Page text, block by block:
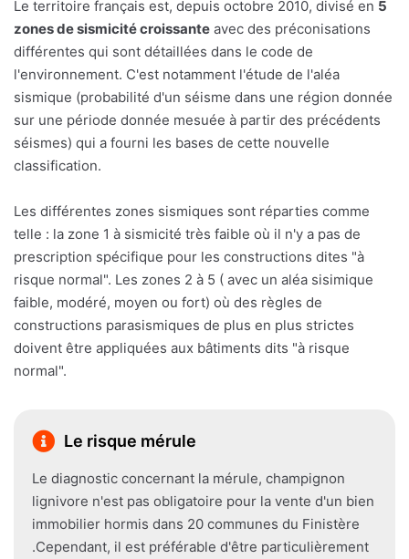
Le territoire français est, depuis octobre 2010, divisé en 5
zones de sismicité croissante avec des préconisations
différentes qui sont détaillées dans le code de
l'environnement. C'est notamment l'étude de l'aléa
sismique (probabilité d'un séisme dans une région donnée
sur une période donnée mesuée à partir des précédents
séismes) qui a fourni les bases de cette nouvelle
classification.
Les différentes zones sismiques sont réparties comme
telle : la zone 1 à sismicité très faible où il n'y a pas de
prescription spécifique pour les constructions dites "à
risque normal". Les zones 2 à 5 ( avec un aléa sisimique
faible, modéré, moyen ou fort) où des règles de
constructions parasismiques de plus en plus strictes
doivent être appliquées aux bâtiments dits "à risque
normal".
Le risque mérule
Le diagnostic concernant la mérule, champignon
lignivore n'est pas obligatoire pour la vente d'un bien
immobilier hormis dans 20 communes du Finistère
.Cependant, il est préférable d'être particulièrement